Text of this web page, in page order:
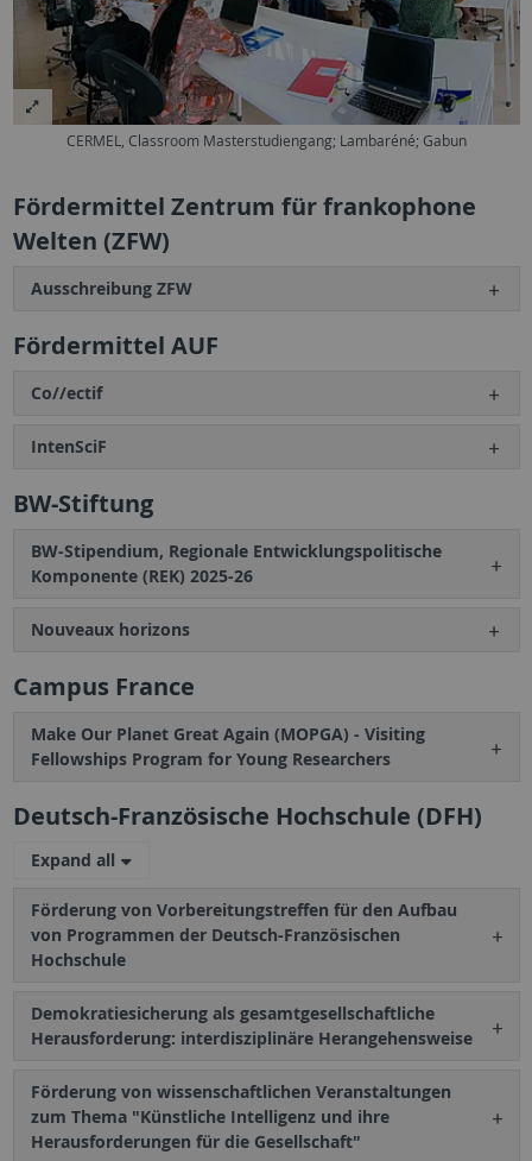
CERMEL, Classroom Masterstudiengang; Lambaréné; Gabun
Fördermittel Zentrum für frankophone
Welten (ZFW)
Ausschreibung ZFW
Fördermittel AUF
Co//ectif
IntenSciF
BW-Stiftung
BW-Stipendium, Regionale Entwicklungspolitische
Komponente (REK) 2025-26
Nouveaux horizons
Campus France
Make Our Planet Great Again (MOPGA) - Visiting
Fellowships Program for Young Researchers
Deutsch-Französische Hochschule (DFH)
Expand all
Förderung von Vorbereitungstreffen für den Aufbau
von Programmen der Deutsch-Französischen
Hochschule
Demokratiesicherung als gesamtgesellschaftliche
Herausforderung: interdisziplinäre Herangehensweise
Förderung von wissenschaftlichen Veranstaltungen
zum Thema "Künstliche Intelligenz und ihre
Herausforderungen für die Gesellschaft"